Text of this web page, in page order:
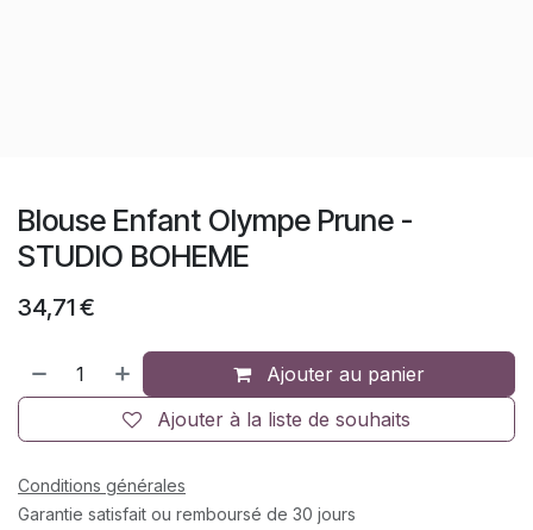
Blouse Enfant Olympe Prune -
STUDIO BOHEME
34,71€
Ajouter au panier
Ajouter à la liste de souhaits
Conditions générales
Garantie satisfait ou remboursé de 30 jours